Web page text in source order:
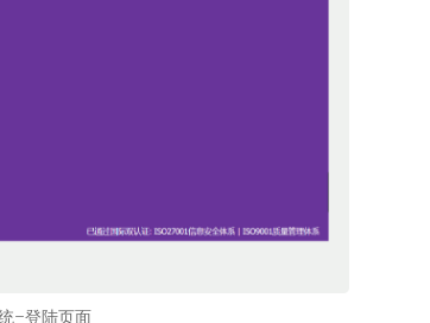
–登陆页面